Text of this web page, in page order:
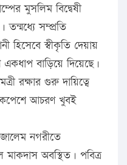
মুসলিম বিদ্বেষী
তন্মধ্যে সম্প্রতি
হিসেবে স্বীকৃতি দেয়ায়
বাড়িয়ে দিয়েছে।
রক্ষার গুরু দায়িত্বে
আচরণ খুবই
নগরীতে
অবস্থিত। পবিত্র